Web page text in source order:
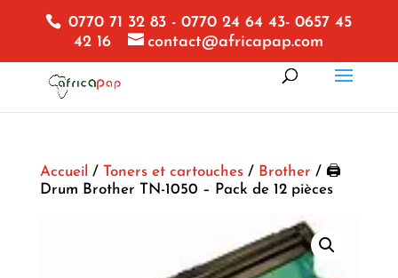
0770 71 32 83 - 0770 24 64 43- 0657 45
42 16
contact@africapap.com
Accueil / Toners et cartouches/ Brother / 🖨️
Drum Brother TN-1050 – Pack de 12 pièces